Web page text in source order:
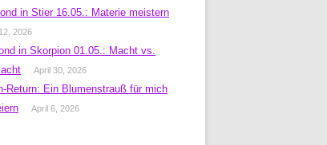
in Stier 16.05.: Materie meistern
2026
in Skorpion 01.05.: Macht vs.
April 30, 2026
Return: Ein Blumenstrauß für mich
April 6, 2026